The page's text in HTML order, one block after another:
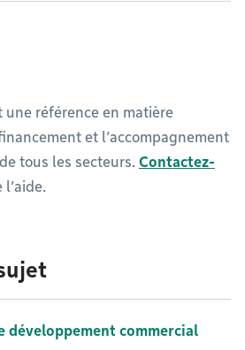
référence en matière
et l’accompagnement
tous les secteurs. Contactez-
développement commercial